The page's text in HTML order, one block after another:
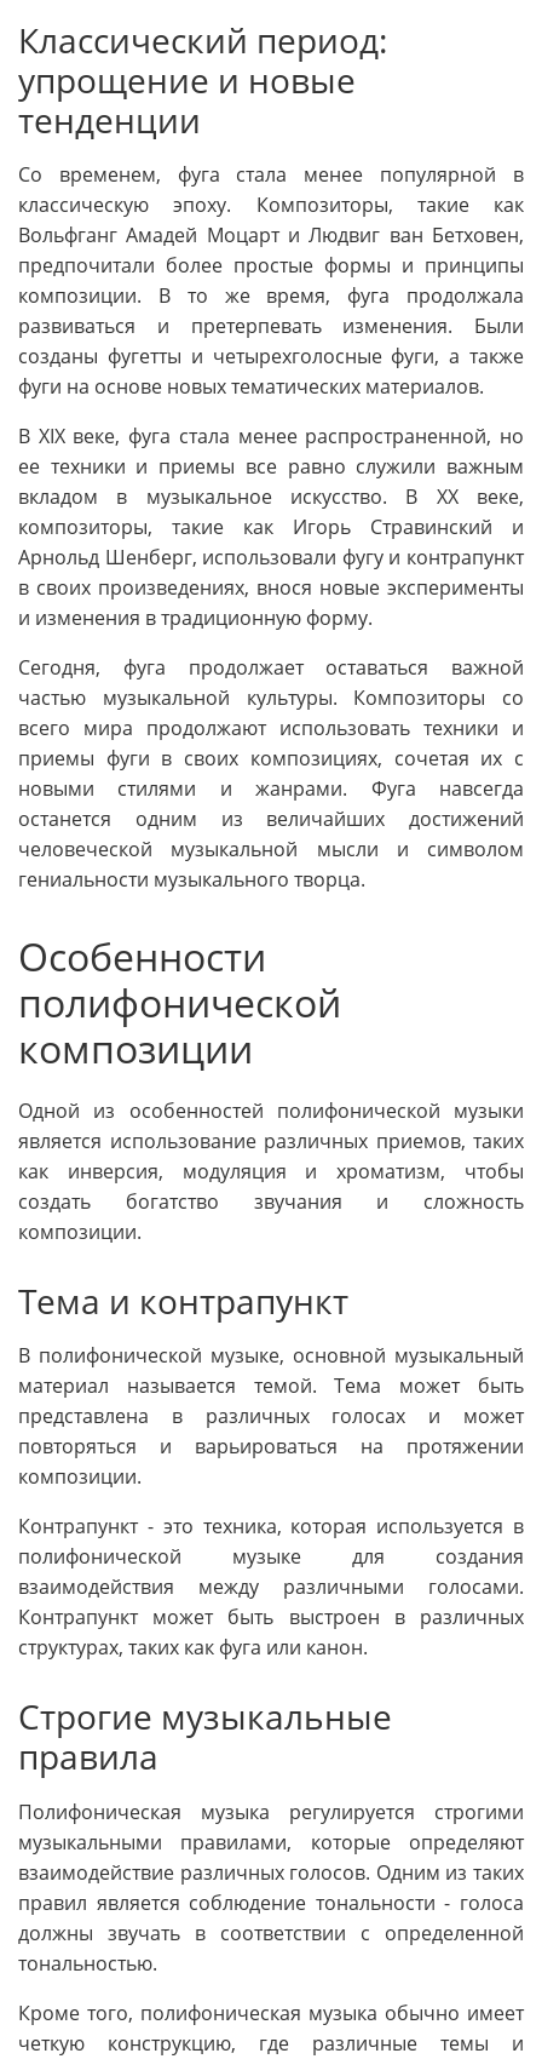
Классический период:
упрощение и новые
тенденции
Со временем, фуга стала менее популярной в
классическую эпоху. Композиторы, такие как
Вольфганг Амадей Моцарт и Людвиг ван Бетховен,
предпочитали более простые формы и принципы
композиции. В то же время, фуга продолжала
развиваться и претерпевать изменения. Были
созданы фугетты и четырехголосные фуги, а также
фуги на основе новых тематических материалов.
В XIX веке, фуга стала менее распространенной, но
ее техники и приемы все равно служили важным
вкладом в музыкальное искусство. В XX веке,
композиторы, такие как Игорь Стравинский и
Арнольд Шенберг, использовали фугу и контрапункт
в своих произведениях, внося новые эксперименты
и изменения в традиционную форму.
Сегодня, фуга продолжает оставаться важной
частью музыкальной культуры. Композиторы со
всего мира продолжают использовать техники и
приемы фуги в своих композициях, сочетая их с
новыми стилями и жанрами. Фуга навсегда
останется одним из величайших достижений
человеческой музыкальной мысли и символом
гениальности музыкального творца.
Особенности
полифонической
композиции
Одной из особенностей полифонической музыки
является использование различных приемов, таких
как инверсия, модуляция и хроматизм, чтобы
создать богатство звучания и сложность
композиции.
Тема и контрапункт
В полифонической музыке, основной музыкальный
материал называется темой. Тема может быть
представлена в различных голосах и может
повторяться и варьироваться на протяжении
композиции.
Контрапункт - это техника, которая используется в
полифонической музыке для создания
взаимодействия между различными голосами.
Контрапункт может быть выстроен в различных
структурах, таких как фуга или канон.
Строгие музыкальные
правила
Полифоническая музыка регулируется строгими
музыкальными правилами, которые определяют
взаимодействие различных голосов. Одним из таких
правил является соблюдение тональности - голоса
должны звучать в соответствии с определенной
тональностью.
Кроме того, полифоническая музыка обычно имеет
четкую конструкцию, где различные темы и